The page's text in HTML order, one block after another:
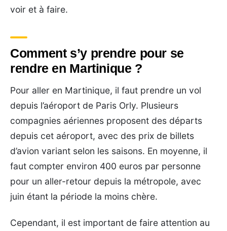
voir et à faire.
Comment s’y prendre pour se
rendre en Martinique ?
Pour aller en Martinique, il faut prendre un vol
depuis l’aéroport de Paris Orly. Plusieurs
compagnies aériennes proposent des départs
depuis cet aéroport, avec des prix de billets
d’avion variant selon les saisons. En moyenne, il
faut compter environ 400 euros par personne
pour un aller-retour depuis la métropole, avec
juin étant la période la moins chère.
Cependant, il est important de faire attention au